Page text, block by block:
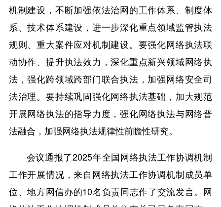
机制建设，不断加强依法治网的工作体系、制度体
系、技术体系建设，进一步深化重点领域监管执法
规则、重大案件应对机制建设。要强化网络执法联
动协作、提升执法效力，深化重点新兴领域网络执
法，强化跨领域跨部门联合执法，加强网络安全司
法治理。要持续巩固强化网络执法基础，加大规范
开展网络执法的指导力度，强化网络执法与网络普
法融合，加强网络执法规律性前瞻性研究。
会议通报了2025年全国网络执法工作协调机制
工作开展情况，来自网络执法工作协调机制成员单
位、地方网信办的10名负责同志作了交流发言。网